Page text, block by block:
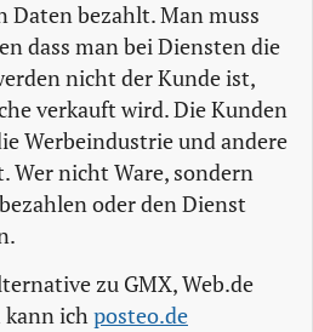
Daten bezahlt. Man muss
dass man bei Diensten die
nicht der Kunde ist,
verkauft wird. Die Kunden
Werbeindustrie und andere
Wer nicht Ware, sondern
oder den Dienst
zu GMX, Web.de
kann ichposteo.de